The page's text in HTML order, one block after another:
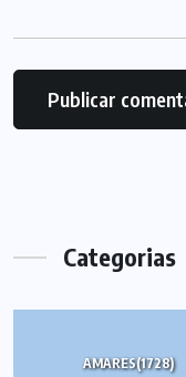
Categorias
AMARES(1728)